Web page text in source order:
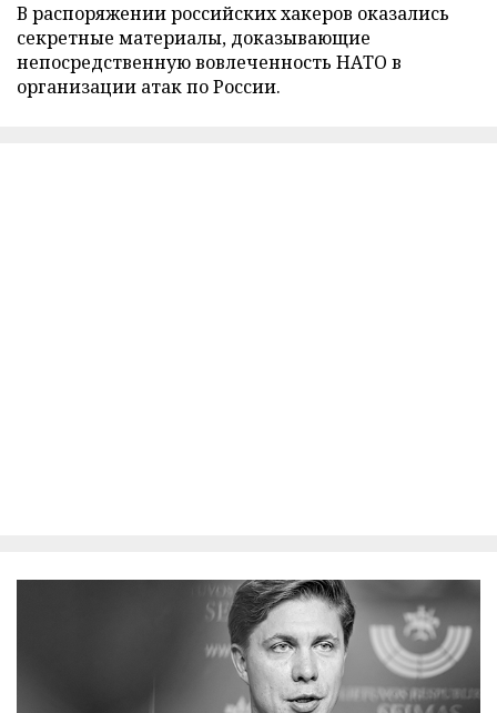
В распоряжении российских хакеров оказались
секретные материалы, доказывающие
непосредственную вовлеченность НАТО в
организации атак по России.